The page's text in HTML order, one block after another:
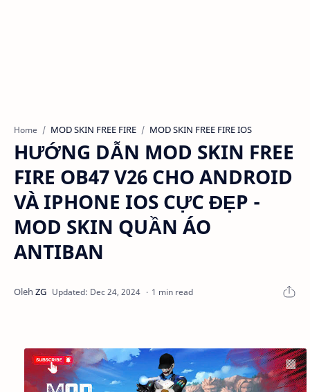
Home MOD SKIN FREE FIRE MOD SKIN FREE FIRE IOS
HƯỚNG DẪN MOD SKIN FREE
FIRE OB47 V26 CHO ANDROID
VÀ IPHONE IOS CỰC ĐẸP -
MOD SKIN QUẦN ÁO
ANTIBAN
1 min read